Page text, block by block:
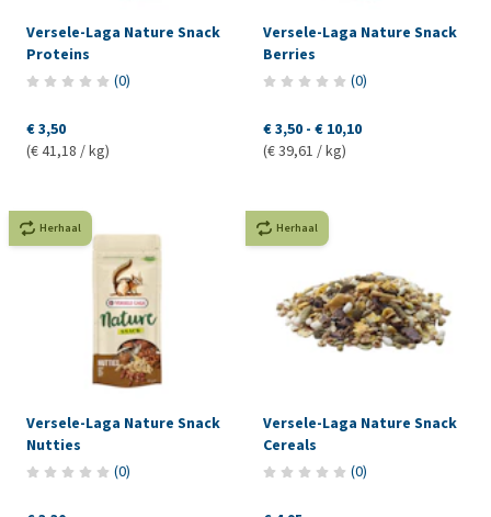
Versele-Laga Nature Snack
Proteins
(0)
€ 3,50
(€ 41,18 / kg)
Versele-Laga Nature Snack
Berries
(0)
€ 3,50 - € 10,10
(€ 39,61 / kg)
Herhaal
Versele-Laga Nature Snack
Nutties
(0)
Herhaal
Versele-Laga Nature Snack
Cereals
(0)